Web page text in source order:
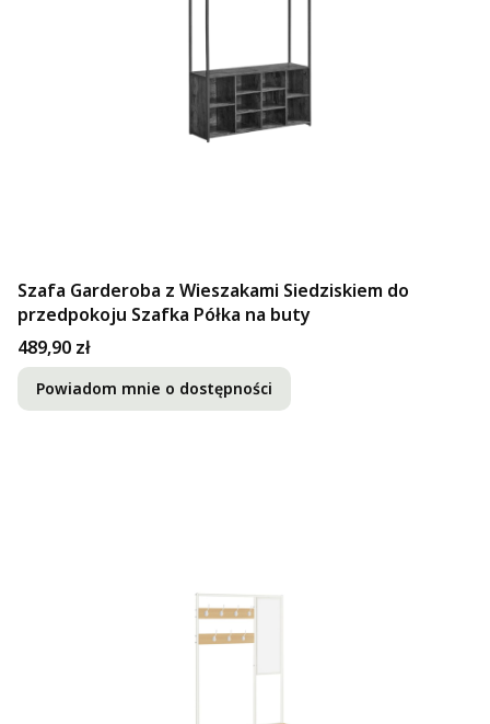
Szafa Garderoba z Wieszakami Siedziskiem do
przedpokoju Szafka Półka na buty
Cena
489,90 zł
Powiadom mnie o dostępności